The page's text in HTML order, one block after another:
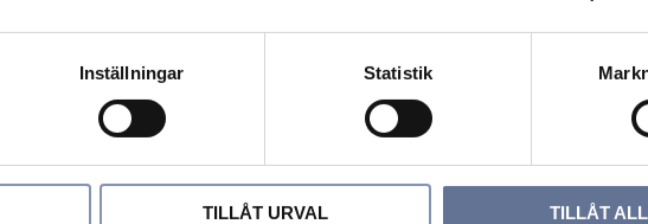
Inställningar Statistik
TILLÅT URVAL TILLÅT